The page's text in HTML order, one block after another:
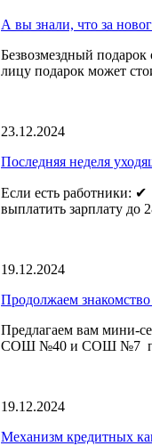
А вы знали, что за
Безвозмездный
лицу подарок может
23.12.2024
Последняя неделя
Если есть работники:
выплатить зарплату до
19.12.2024
Продолжаем
Предлагаем вам мини-
СОШ №40 и СОШ №7
19.12.2024
Механизм кредитных